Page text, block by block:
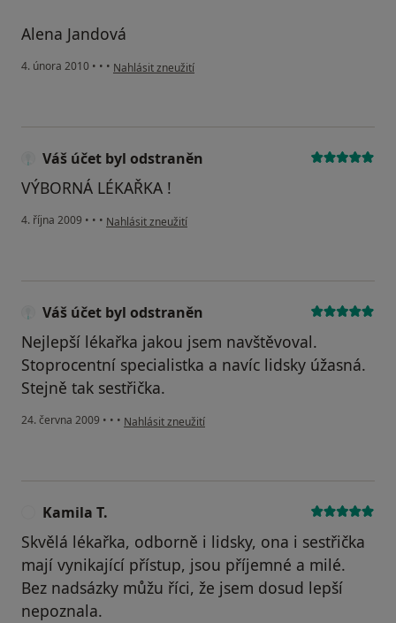
Alena Jandová
4. února 2010 • • • podle názoru uživatele Pacient
Nahlásit zneužití
Váš účet byl odstraněn
VÝBORNÁ LÉKAŘKA !
4. října 2009 • • • podle názoru uživatele Váš účet byl odstraněn
Nahlásit zneužití
Váš účet byl odstraněn
Nejlepší lékařka jakou jsem navštěvoval.
Stoprocentní specialistka a navíc lidsky úžasná.
Stejně tak sestřička.
24. června 2009 • • • podle názoru uživatele Váš účet byl odstraněn
Nahlásit zneužití
Kamila T.
Skvělá lékařka, odborně i lidsky, ona i sestřička
mají vynikající přístup, jsou příjemné a milé.
Bez nadsázky můžu říci, že jsem dosud lepší
nepoznala.